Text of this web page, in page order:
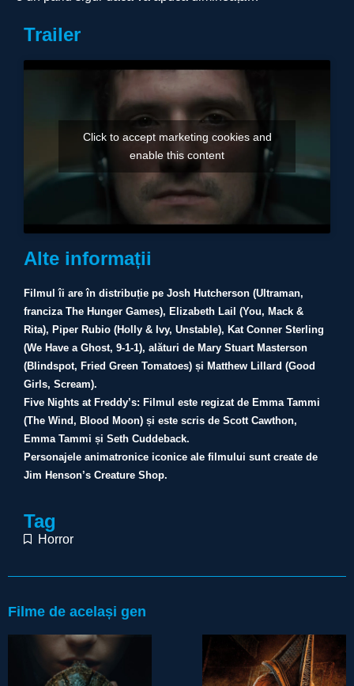
Trailer
Click to accept marketing cookies and
enable this content
Alte informații
Filmul îi are în distribuție pe Josh Hutcherson (Ultraman,
franciza The Hunger Games), Elizabeth Lail (You, Mack &
Rita), Piper Rubio (Holly & Ivy, Unstable), Kat Conner Sterling
(We Have a Ghost, 9-1-1), alături de Mary Stuart Masterson
(Blindspot, Fried Green Tomatoes) și Matthew Lillard (Good
Girls, Scream).
Five Nights at Freddy’s: Filmul este regizat de Emma Tammi
(The Wind, Blood Moon) și este scris de Scott Cawthon,
Emma Tammi și Seth Cuddeback.
Personajele animatronice iconice ale filmului sunt create de
Jim Henson’s Creature Shop.
Tag
Horror
Filme de același gen